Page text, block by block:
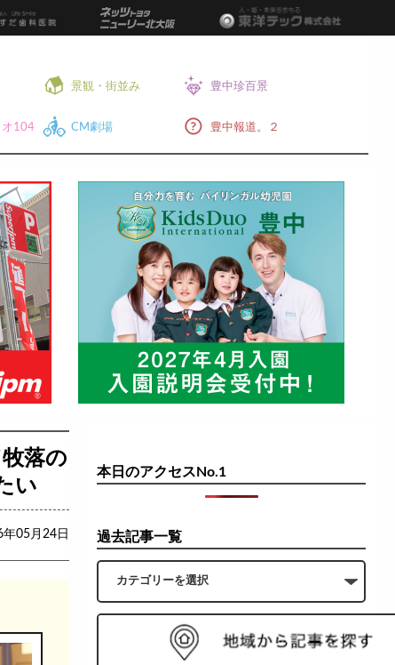
景観・街並み 豊中珍百景
オ104 CM劇場 豊中報道。２
落の
い
年05月24日
本日のアクセスNo.1
過去記事一覧